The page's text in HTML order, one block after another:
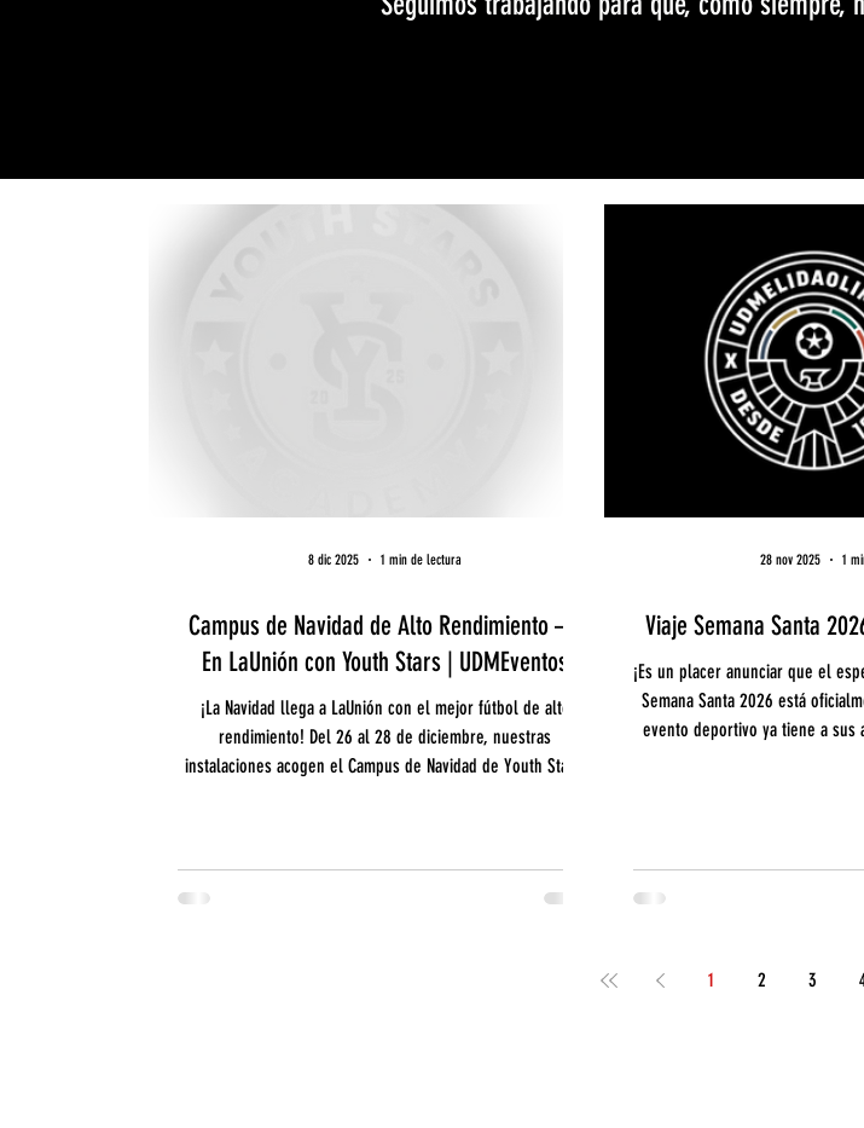
Campus de Navidad de Alto Rendimiento —
En LaUnión con Youth Stars | UDMEventos
¡La Navidad llega a LaUnión con el mejor fútbol de alto
rendimiento! Del 26 al 28 de diciembre, nuestras
instalaciones acogen el Campus de Navidad de Youth Stars,
8 dic 2025 1 min de lectura
Viaje Semana Santa
¡Es un placer anunciar que el
Semana Santa 2026 está
evento deportivo ya tiene a sus
28 nov 2025 1
1 2 3